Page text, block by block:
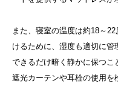
また、寝室の温度は約18～
けるために、湿度も適切に
できるだけ暗く静かに保つこ
遮光カーテンや耳栓の使用を